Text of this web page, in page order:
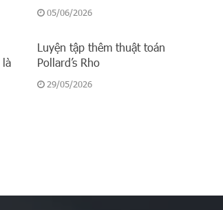
05/06/2026
là
Luyện tập thêm thuật toán
Pollard’s Rho
29/05/2026